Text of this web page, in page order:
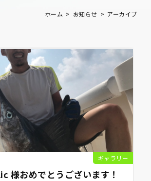
ホーム お知らせ アーカイブ
ギャラリー
様おめでとうございます！